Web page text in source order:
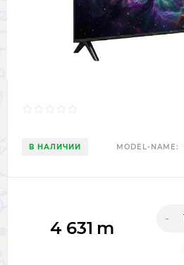
В НАЛИЧИИ MODEL-NAME:
4 631 m -